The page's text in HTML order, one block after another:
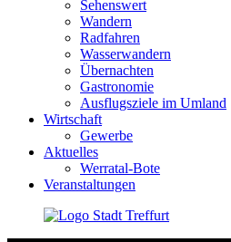
Sehenswert
Wandern
Radfahren
Wasserwandern
Übernachten
Gastronomie
Ausflugsziele im Umland
Wirtschaft
Gewerbe
Aktuelles
Werratal-Bote
Veranstaltungen